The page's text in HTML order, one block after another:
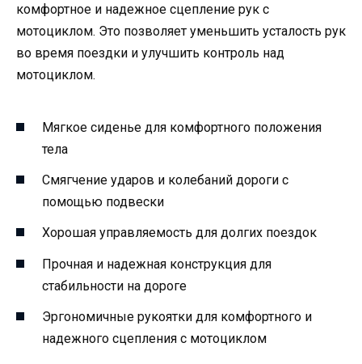
комфортное и надежное сцепление рук с
мотоциклом. Это позволяет уменьшить усталость рук
во время поездки и улучшить контроль над
мотоциклом.
Мягкое сиденье для комфортного положения
тела
Смягчение ударов и колебаний дороги с
помощью подвески
Хорошая управляемость для долгих поездок
Прочная и надежная конструкция для
стабильности на дороге
Эргономичные рукоятки для комфортного и
надежного сцепления с мотоциклом